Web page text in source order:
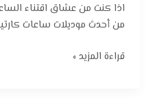
اذا كنت من عشاق اقتناء
من أحدث موديلات ساعات
قراءة المزيد »